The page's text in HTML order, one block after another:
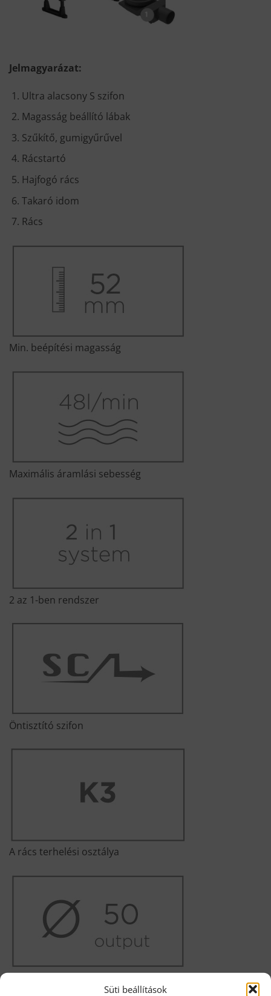
Süti beállítások
Jelmagyarázat:
Ultra alacsony S szifon
Magasság beállító lábak
Szűkítő, gumigyűrűvel
Rácstartó
Hajfogó rács
Takaró idom
Rács
Min. beépítési magasság
Maximális áramlási sebesség
2 az 1-ben rendszer
Öntisztító szifon
A rács terhelési osztálya